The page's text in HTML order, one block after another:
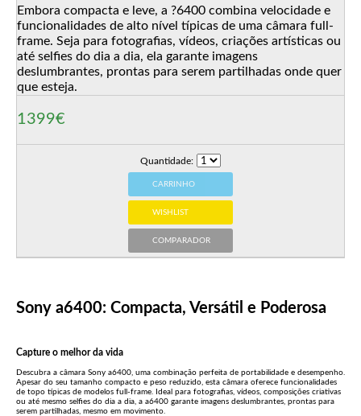
Embora compacta e leve, a ?6400 combina velocidade e
funcionalidades de alto nível típicas de uma câmara full-
frame. Seja para fotografias, vídeos, criações artísticas ou
até selfies do dia a dia, ela garante imagens
deslumbrantes, prontas para serem partilhadas onde quer
que esteja.
1399€
Quantidade:
CARRINHO
WISHLIST
COMPARADOR
Sony a6400: Compacta, Versátil e Poderosa
Capture o melhor da vida
Descubra a câmara Sony a6400, uma combinação perfeita de portabilidade e desempenho.
Apesar do seu tamanho compacto e peso reduzido, esta câmara oferece funcionalidades
de topo típicas de modelos full-frame. Ideal para fotografias, vídeos, composições criativas
ou até mesmo selfies do dia a dia, a a6400 garante imagens deslumbrantes, prontas para
serem partilhadas, mesmo em movimento.